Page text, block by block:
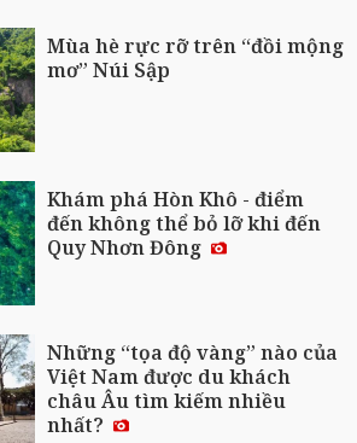
Mùa hè rực rỡ trên “đồi mộng
mơ” Núi Sập
Khám phá Hòn Khô - điểm
đến không thể bỏ lỡ khi đến
Quy Nhơn Đông
Những “tọa độ vàng” nào của
Việt Nam được du khách
châu Âu tìm kiếm nhiều
nhất?